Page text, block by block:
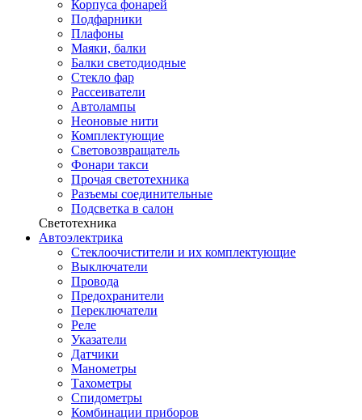
Корпуса фонарей
Подфарники
Плафоны
Маяки, балки
Балки светодиодные
Стекло фар
Рассеиватели
Автолампы
Неоновые нити
Комплектующие
Световозвращатель
Фонари такси
Прочая светотехника
Разъемы соединительные
Подсветка в салон
Светотехника
Автоэлектрика
Стеклоочистители и их комплектующие
Выключатели
Провода
Предохранители
Переключатели
Реле
Указатели
Датчики
Манометры
Тахометры
Спидометры
Комбинации приборов